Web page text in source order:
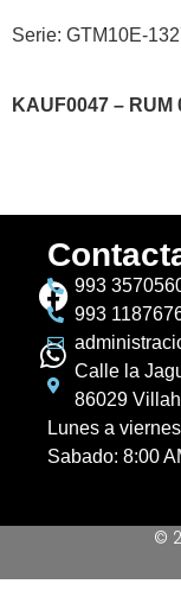
Serie: GTM10E-
KAUF0047 –
993
993
Calle la
86029
Lunes a
Sabado: 8:00
©